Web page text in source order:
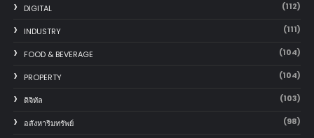
DIGITAL (112)
INDUSTRY (111)
FOOD & BEVERAGE (104)
PROPERTY (104)
ดิจิทัล (103)
อสังหาริมทรัพย์ (98)